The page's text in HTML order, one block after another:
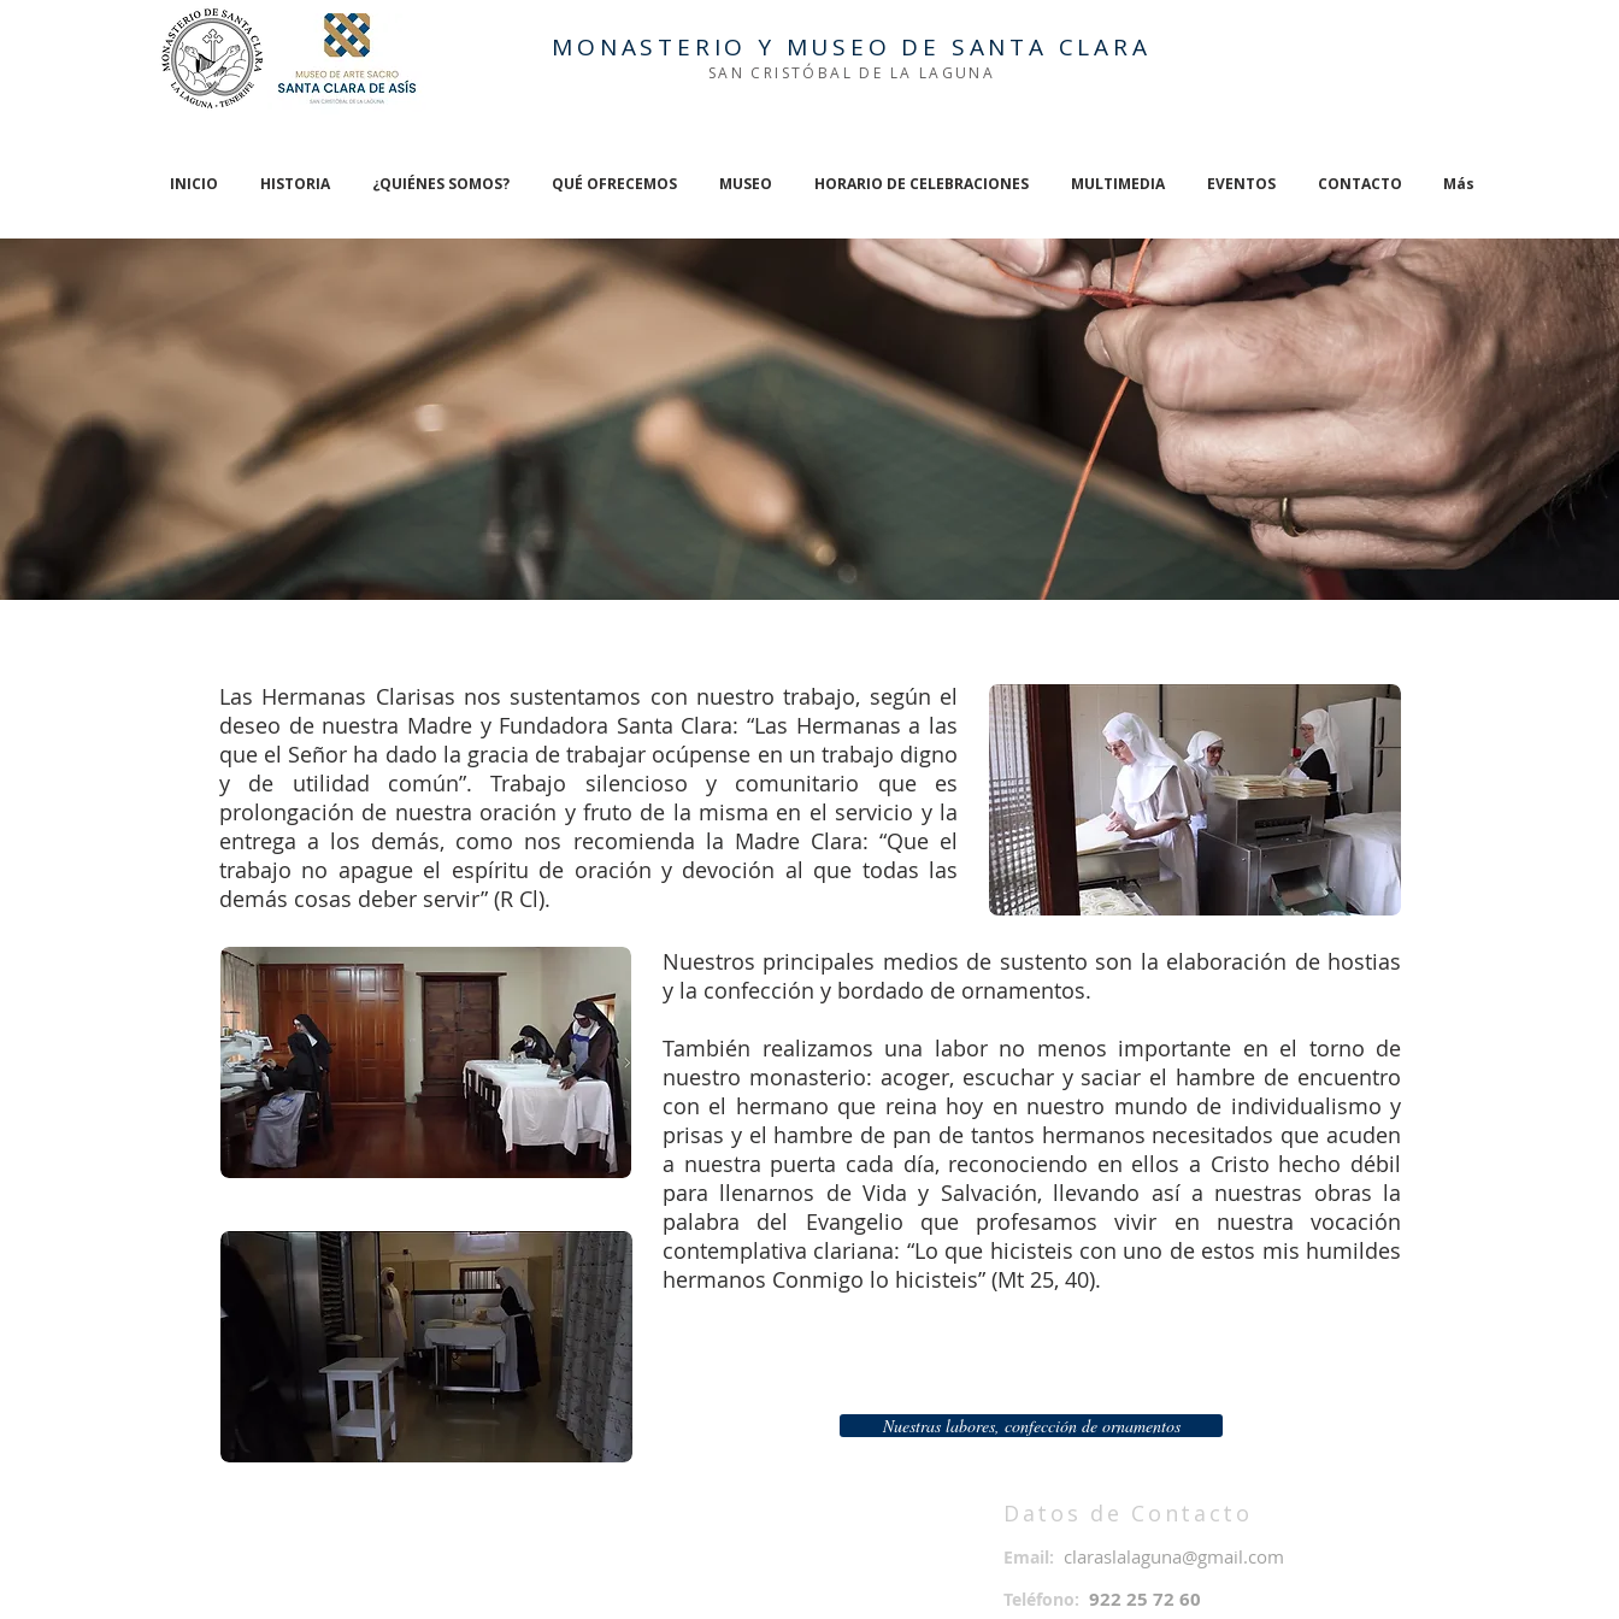
MONASTERIO Y MUSEO DE SANTA CLARA
SAN CRISTÓBAL DE LA LAGUNA
INICIO HISTORIA ¿QUIÉNES SOMOS? QUÉ OFRECEMOS MUSEO HORARIO DE CELEBRACIONES MULTIMEDIA EVENTOS CONTACTO Más
Las Hermanas Clarisas nos sustentamos con nuestro trabajo, según el
deseo de nuestra Madre y Fundadora Santa Clara: “Las Hermanas a las
que el Señor ha dado la gracia de trabajar ocúpense en un trabajo digno
y de utilidad común”. Trabajo silencioso y comunitario que es
prolongación de nuestra oración y fruto de la misma en el servicio y la
entrega a los demás, como nos recomienda la Madre Clara: “Que el
trabajo no apague el espíritu de oración y devoción al que todas las
demás cosas deber servir” (R Cl).
Nuestros principales medios de sustento son la elaboración de hostias
y la confección y bordado de ornamentos.
También realizamos una labor no menos importante en el torno de
nuestro monasterio: acoger, escuchar y saciar el hambre de encuentro
con el hermano que reina hoy en nuestro mundo de individualismo y
prisas y el hambre de pan de tantos hermanos necesitados que acuden
a nuestra puerta cada día, reconociendo en ellos a Cristo hecho débil
para llenarnos de Vida y Salvación, llevando así a nuestras obras la
palabra del Evangelio que profesamos vivir en nuestra vocación
contemplativa clariana: “Lo que hicisteis con uno de estos mis humildes
hermanos Conmigo lo hicisteis” (Mt 25, 40).
Nuestras labores, confección de ornamentos
Datos de Contacto
Email: claraslalaguna@gmail.com
Teléfono: 922 25 72 60